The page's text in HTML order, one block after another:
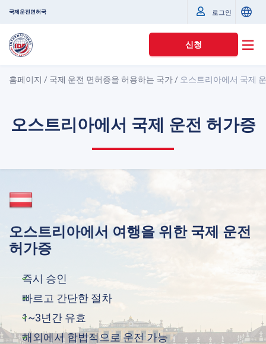
국제운전면허국 로그인
신청
홈페이지 / 국제 운전 면허증을 허용하는 국가 / 오스트리아에서 국제
오스트리아에서 국제 운전 허가증
오스트리아에서 여행을 위한 국제 운전
허가증
즉시 승인
빠르고 간단한 절차
1~3년간 유효
해외에서 합법적으로 운전 가능